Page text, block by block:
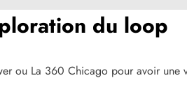
du loop
ou La 360 Chicago pour avoir une